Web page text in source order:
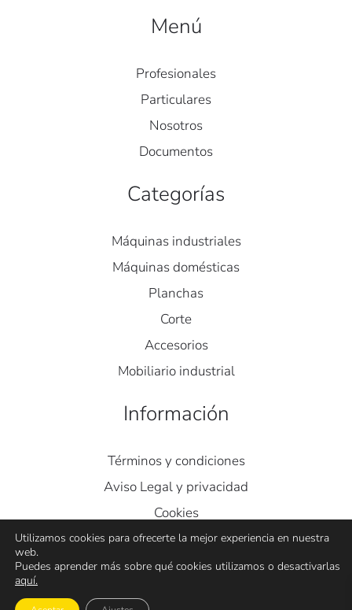
Menú
Profesionales
Particulares
Nosotros
Documentos
Categorías
Máquinas industriales
Máquinas domésticas
Planchas
Corte
Accesorios
Mobiliario industrial
Información
Términos y condiciones
Aviso Legal y privacidad
Cookies
Contacto
Utilizamos cookies para ofrecerte la mejor experiencia en nuestra
web.
Puedes aprender más sobre qué cookies utilizamos o desactivarlas
aquí.